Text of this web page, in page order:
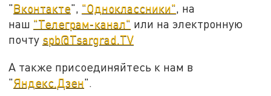
"Вконтакте", "Одноклассники", на
наш "Телеграм-канал" или на электронную
почту spb@Tsargrad.TV
А также присоединяйтесь к нам в
"Яндекс.Дзен".